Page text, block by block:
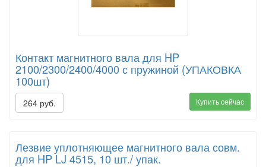
Контакт магнитного вала для HP
2100/2300/2400/4000 с пружиной (УПАКОВКА
100шт)
264 руб. Купить сейчас
Лезвие уплотняющее магнитного вала совм.
для HP LJ 4515, 10 шт./ упак.